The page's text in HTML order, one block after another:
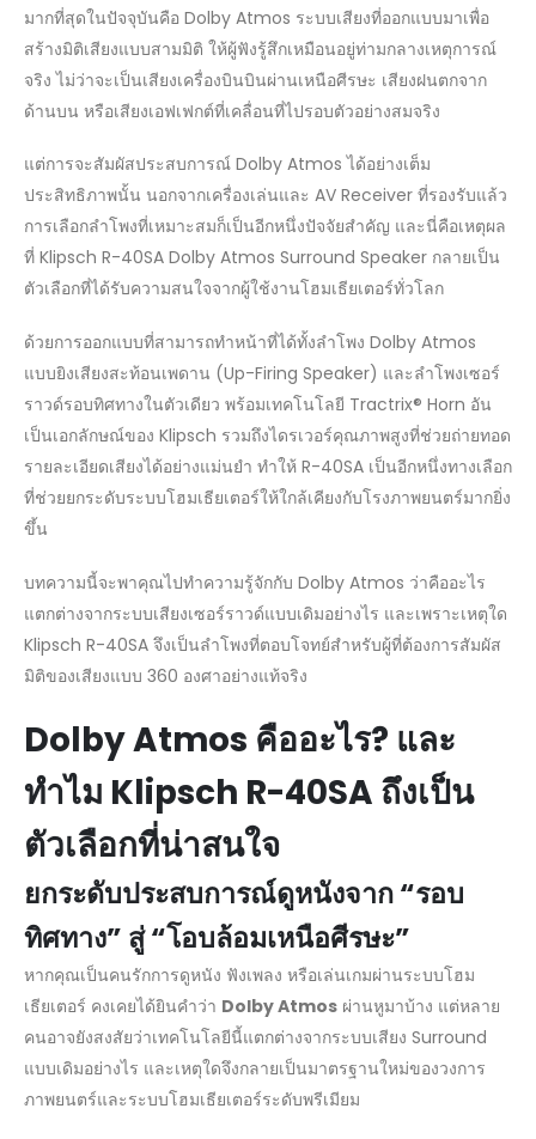
มากที่สุดในปัจจุบันคือ Dolby Atmos ระบบเสียงที่ออกแบบมาเพื่อ
สร้างมิติเสียงแบบสามมิติ ให้ผู้ฟังรู้สึกเหมือนอยู่ท่ามกลางเหตุการณ์
จริง ไม่ว่าจะเป็นเสียงเครื่องบินบินผ่านเหนือศีรษะ เสียงฝนตกจาก
ด้านบน หรือเสียงเอฟเฟกต์ที่เคลื่อนที่ไปรอบตัวอย่างสมจริง
แต่การจะสัมผัสประสบการณ์ Dolby Atmos ได้อย่างเต็ม
ประสิทธิภาพนั้น นอกจากเครื่องเล่นและ AV Receiver ที่รองรับแล้ว
การเลือกลำโพงที่เหมาะสมก็เป็นอีกหนึ่งปัจจัยสำคัญ และนี่คือเหตุผล
ที่ Klipsch R-40SA Dolby Atmos Surround Speaker กลายเป็น
ตัวเลือกที่ได้รับความสนใจจากผู้ใช้งานโฮมเธียเตอร์ทั่วโลก
ด้วยการออกแบบที่สามารถทำหน้าที่ได้ทั้งลำโพง Dolby Atmos
แบบยิงเสียงสะท้อนเพดาน (Up-Firing Speaker) และลำโพงเซอร์
ราวด์รอบทิศทางในตัวเดียว พร้อมเทคโนโลยี Tractrix® Horn อัน
เป็นเอกลักษณ์ของ Klipsch รวมถึงไดรเวอร์คุณภาพสูงที่ช่วยถ่ายทอด
รายละเอียดเสียงได้อย่างแม่นยำ ทำให้ R-40SA เป็นอีกหนึ่งทางเลือก
ที่ช่วยยกระดับระบบโฮมเธียเตอร์ให้ใกล้เคียงกับโรงภาพยนตร์มากยิ่ง
ขึ้น
บทความนี้จะพาคุณไปทำความรู้จักกับ Dolby Atmos ว่าคืออะไร
แตกต่างจากระบบเสียงเซอร์ราวด์แบบเดิมอย่างไร และเพราะเหตุใด
Klipsch R-40SA จึงเป็นลำโพงที่ตอบโจทย์สำหรับผู้ที่ต้องการสัมผัส
มิติของเสียงแบบ 360 องศาอย่างแท้จริง
Dolby Atmos คืออะไร? และ
ทำไม Klipsch R-40SA ถึงเป็น
ตัวเลือกที่น่าสนใจ
ยกระดับประสบการณ์ดูหนังจาก “รอบ
ทิศทาง” สู่ “โอบล้อมเหนือศีรษะ”
หากคุณเป็นคนรักการดูหนัง ฟังเพลง หรือเล่นเกมผ่านระบบโฮม
เธียเตอร์ คงเคยได้ยินคำว่า Dolby Atmos ผ่านหูมาบ้าง แต่หลาย
คนอาจยังสงสัยว่าเทคโนโลยีนี้แตกต่างจากระบบเสียง Surround
แบบเดิมอย่างไร และเหตุใดจึงกลายเป็นมาตรฐานใหม่ของวงการ
ภาพยนตร์และระบบโฮมเธียเตอร์ระดับพรีเมียม